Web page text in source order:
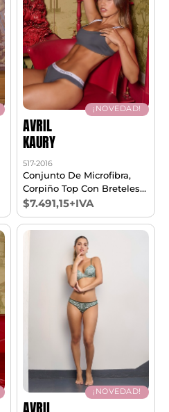
¡NOVEDAD!
AVRIL
KAURY
517-2016
Conjunto De Microfibra,
Corpiño Top Con Breteles
De Elástico Personalizado,
Y Cola Less. T85/100
$7.491,15+IVA
¡NOVEDAD!